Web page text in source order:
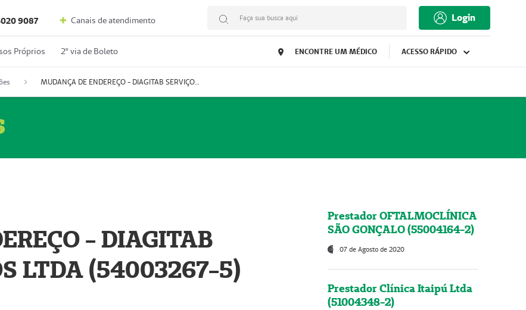
9087 Canais de atendimento Faça sua busca aqui Login
Próprios 2º via de Boleto ENCONTRE UM MÉDICO ACESSO RÁPIDO
MUDANÇA DE ENDEREÇO - DIAGITAB SERVIÇOS MÉDICOS LTDA (54003267-5)
- DIAGITAB
LTDA (54003267-5)
Prestador OFTALMOCLÍNICA
SÃO GONÇALO (55004164-2)
07 de Agosto de 2020
Prestador Clínica Itaipú Ltda
(51004348-2)